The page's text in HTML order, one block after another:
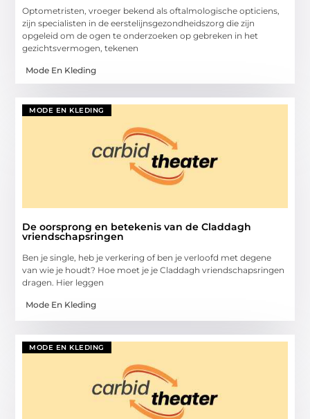
Optometristen, vroeger bekend als oftalmologische opticiens,
zijn specialisten in de eerstelijnsgezondheidszorg die zijn
opgeleid om de ogen te onderzoeken op gebreken in het
gezichtsvermogen, tekenen
Mode En Kleding
MODE EN KLEDING
De oorsprong en betekenis van de Claddagh
vriendschapsringen
Ben je single, heb je verkering of ben je verloofd met degene
van wie je houdt? Hoe moet je je Claddagh vriendschapsringen
dragen. Hier leggen
Mode En Kleding
MODE EN KLEDING